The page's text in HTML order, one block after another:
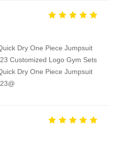
Dry One Piece Jumpsuit
Customized Logo Gym Sets
Dry One Piece Jumpsuit